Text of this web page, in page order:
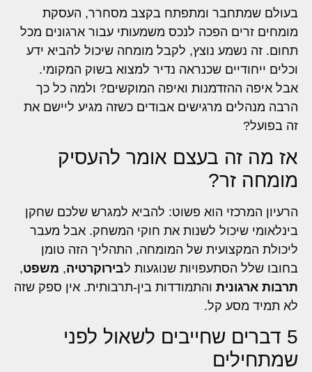
בעולם שמתחבר ומתפתח בקצב מסחרר, העסקת
מומחים זרים הפכה לנכס משמעותי עבור ארגונים מכל
תחום. זה נשמע נוצץ, לקבל מומחה שיכול להביא ידע
וכלים ייחודיים שכנראה נדיר למצוא בשוק המקומי.
אבל איפה ההזדמנות ואיפה המוקשים? ולמה כל כך
הרבה מנהלים מרגישים אבודים כשזה מגיע ליישם את
זה בפועל?
אז מה זה בעצם אומר להעסיק
מומחה זר?
הרעיון המרכזי הוא פשוט: להביא למגרש שלכם שחקן
בינלאומי שיכול לשנות את חוקי המשחק. אבל מעבר
ליכולת המקצועית של המומחה, התהליך הזה טומן
בחובו שלל הסתעפויות שנוגעות לבירוקרטיה, משפט,
תרבות ארגונית והתמודדות בין-תרבותית. אין ספק שזה
לא תמיד מסע קל.
5 דברים שחייבים לשאול לפני
שמתחילים